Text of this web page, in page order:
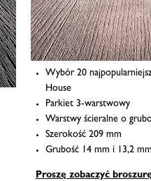
Wybór 20
House
Parkiet 3-warstwowy
Warstwy ścieralne o
Szerokość 209 mm
Grubość 14 mm i 13,2 mm
Proszę zobaczyć